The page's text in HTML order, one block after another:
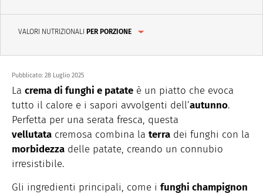
VALORI NUTRIZIONALI PER PORZIONE
Pubblicato: 28 Luglio 2025
La crema di funghi e patate è un piatto che evoca
tutto il calore e i sapori avvolgenti dell’autunno.
Perfetta per una serata fresca, questa
vellutata cremosa combina la terra dei funghi con la
morbidezza delle patate, creando un connubio
irresistibile.
Gli ingredienti principali, come i funghi champignon